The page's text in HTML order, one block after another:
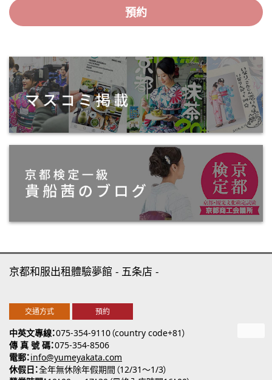
預約
中英文專線 075-354-9110（country code+81）
傳 真 號 碼 075-354-8506
電郵 info@yumeyakata.com
休假日 全年無休除年假期間（12/31～1/3）
京都和服出租體驗夢館 五条店
交通方式 預約